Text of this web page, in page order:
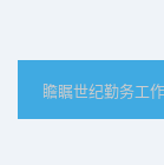
瞻瞩世纪勤务工